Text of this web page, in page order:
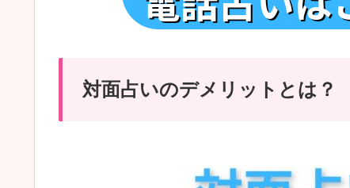
対面占いのデメリットとは？